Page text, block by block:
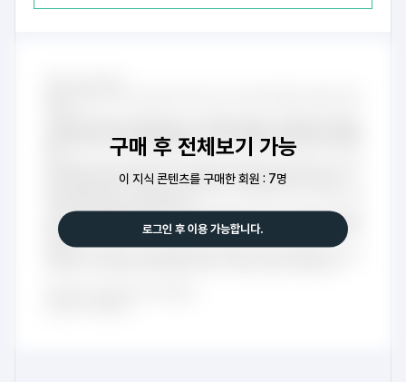
구매 후 전체보기 가능
이 지식 콘텐츠를 구매한 회원 : 7명
로그인 후 이용 가능합니다.